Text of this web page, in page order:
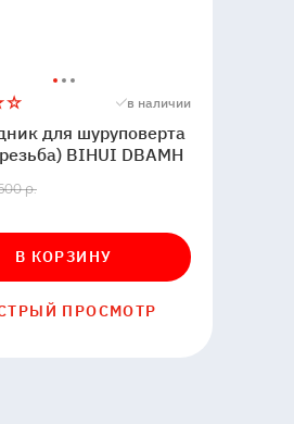
в наличии
для шуруповерта
BIHUI DBAMH
р.
В КОРЗИНУ
ПРОСМОТР